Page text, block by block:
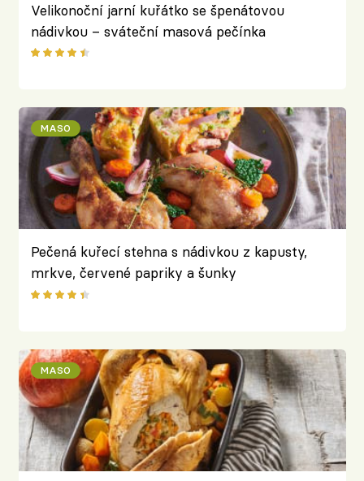
Velikonoční jarní kuřátko se špenátovou
nádivkou – sváteční masová pečínka
MASO
Pečená kuřecí stehna s nádivkou z kapusty,
mrkve, červené papriky a šunky
MASO